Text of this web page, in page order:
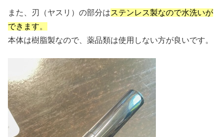
また、刃（ヤスリ）の部分はステンレス製なので水洗いが
できます。
本体は樹脂製なので、薬品類は使用しない方が良いです。